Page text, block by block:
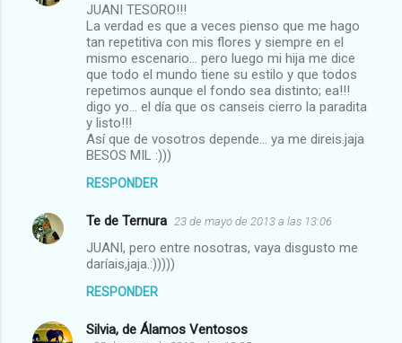
JUANI TESORO!!!
La verdad es que a veces pienso que me hago
tan repetitiva con mis flores y siempre en el
mismo escenario... pero luego mi hija me dice
que todo el mundo tiene su estilo y que todos
repetimos aunque el fondo sea distinto; ea!!!
digo yo... el día que os canseis cierro la paradita
y listo!!!
Así que de vosotros depende... ya me direis.jaja
BESOS MIL :)))
RESPONDER
Te de Ternura 23 de mayo de 2013 a las 13:06
JUANI, pero entre nosotras, vaya disgusto me
daríais,jaja.:)))))
RESPONDER
Silvia, de Álamos Ventosos